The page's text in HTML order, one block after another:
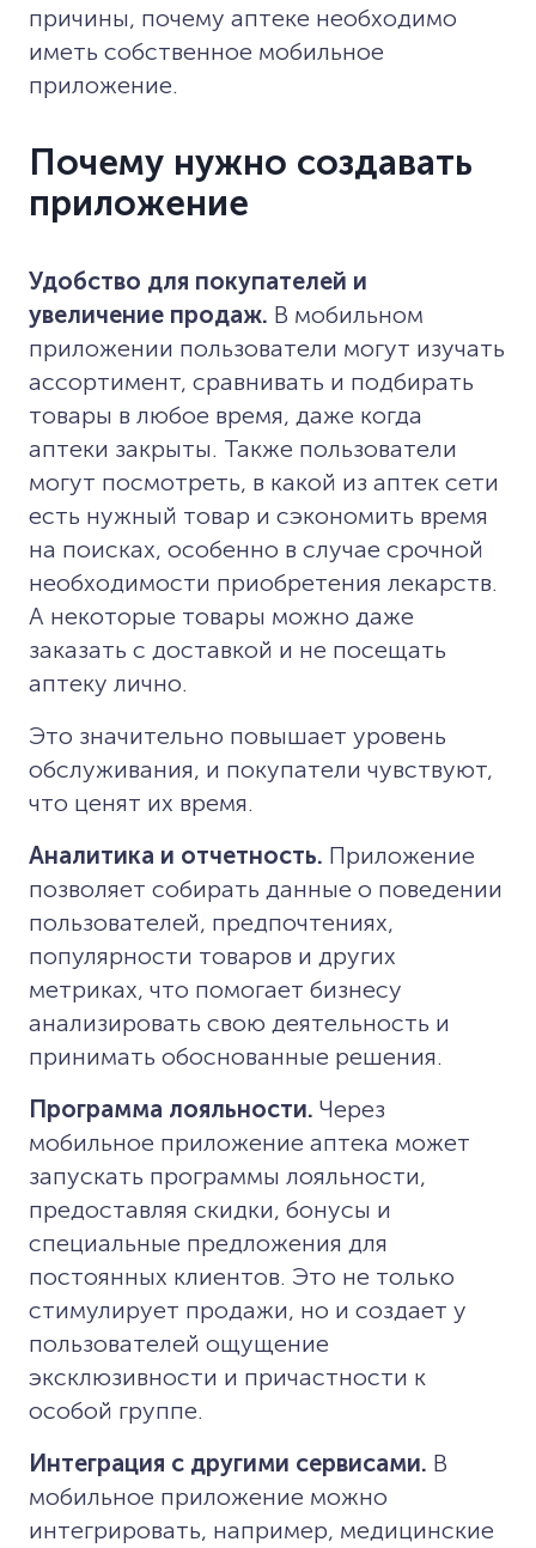
причины, почему аптеке необходимо
иметь собственное мобильное
приложение.
Почему нужно создавать
приложение
Удобство для покупателей и
увеличение продаж. В мобильном
приложении пользователи могут изучать
ассортимент, сравнивать и подбирать
товары в любое время, даже когда
аптеки закрыты. Также пользователи
могут посмотреть, в какой из аптек сети
есть нужный товар и сэкономить время
на поисках, особенно в случае срочной
необходимости приобретения лекарств.
А некоторые товары можно даже
заказать с доставкой и не посещать
аптеку лично.
Это значительно повышает уровень
обслуживания, и покупатели чувствуют,
что ценят их время.
Аналитика и отчетность. Приложение
позволяет собирать данные о поведении
пользователей, предпочтениях,
популярности товаров и других
метриках, что помогает бизнесу
анализировать свою деятельность и
принимать обоснованные решения.
Программа лояльности. Через
мобильное приложение аптека может
запускать программы лояльности,
предоставляя скидки, бонусы и
специальные предложения для
постоянных клиентов. Это не только
стимулирует продажи, но и создает у
пользователей ощущение
эксклюзивности и причастности к
особой группе.
Интеграция с другими сервисами. В
мобильное приложение можно
интегрировать, например, медицинские